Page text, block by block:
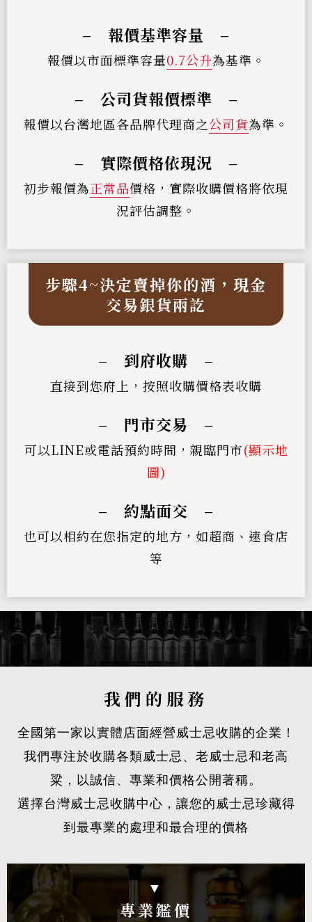
– 報價基準容量 –
報價以市面標準容量0.7公升為基準。
– 公司貨報價標準 –
報價以台灣地區各品牌代理商之公司貨為準。
– 實際價格依現況 –
初步報價為正常品價格，實際收購價格將依現
況評估調整。
步驟4~決定賣掉你的酒，現金
交易銀貨兩訖
– 到府收購 –
直接到您府上，按照收購價格表收購
– 門市交易 –
可以LINE或電話預約時間，親臨門市(顯示地
圖)
– 約點面交 –
也可以相約在您指定的地方，如超商、速食店
等
我們的服務
全國第一家以實體店面經營威士忌收購的企業！
我們專注於收購各類威士忌、老威士忌和老高
粱，以誠信、專業和價格公開著稱。
選擇台灣威士忌收購中心，讓您的威士忌珍藏得
到最專業的處理和最合理的價格
▼
專業鑑價